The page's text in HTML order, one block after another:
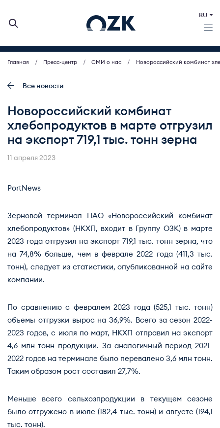
ИНВЕСТОРАМ
МСП (ЗАКУПКИ)
ПРЕСС-ЦЕНТР
RU
Главная Пресс-центр СМИ о нас Новороссийский комбинат
Все новости
Новороссийский комбинат
хлебопродуктов в марте отгрузил
на экспорт 719,1 тыс. тонн зерна
11 апреля 2023
PortNews
Зерновой терминал ПАО «Новороссийский комбинат
хлебопродуктов» (НКХП, входит в Группу ОЗК) в марте
2023 года отгрузил на экспорт 719,1 тыс. тонн зерна, что
на 74,8% больше, чем в феврале 2022 года (411,3 тыс.
тонн), следует из статистики, опубликованной на сайте
компании.
По сравнению с февралем 2023 года (525,1 тыс. тонн)
объемы отгрузки вырос на 36,9%. Всего за сезон 2022-
2023 годов, с июля по март, НКХП отправил на экспорт
4,6 млн тонн продукции. За аналогичный период 2021-
2022 годов на терминале было перевалено 3,6 млн тонн.
Таким образом рост составил 27,7%.
Меньше всего сельхозпродукции в текущем сезоне
было отгружено в июле (182,4 тыс. тонн) и августе (194,1
тыс. тонн).